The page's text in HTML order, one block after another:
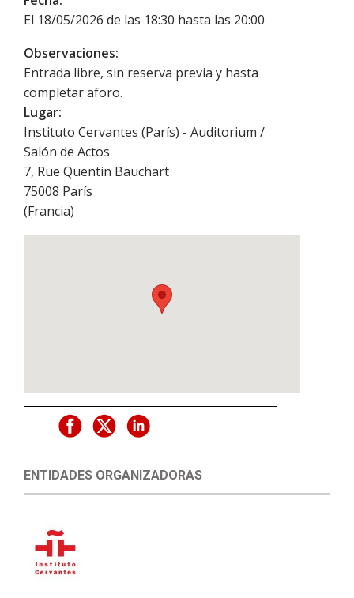
El 18/05/2026 de las 18:30 hasta las 20:00
Observaciones:
Entrada libre, sin reserva previa y hasta
completar aforo.
Lugar:
Instituto Cervantes (París) - Auditorium /
Salón de Actos
7, Rue Quentin Bauchart
75008 París
(Francia)
ENTIDADES ORGANIZADORAS